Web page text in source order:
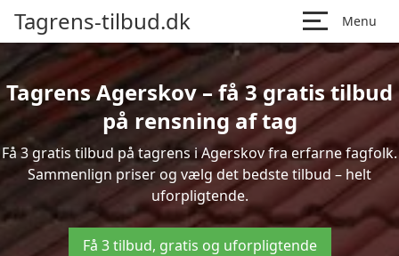
Tagrens-tilbud.dk Menu
Tagrens Agerskov – få 3 gratis tilbud
på rensning af tag
Få 3 gratis tilbud på tagrens i Agerskov fra erfarne fagfolk.
Sammenlign priser og vælg det bedste tilbud – helt
uforpligtende.
Få 3 tilbud, gratis og uforpligtende